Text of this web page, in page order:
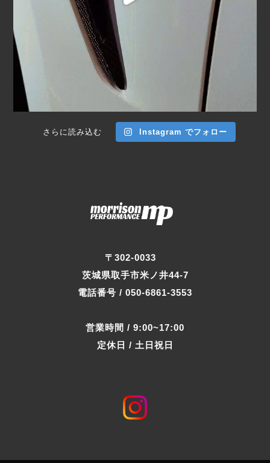
〒302-0033
茨城県取手市米ノ井44-7
電話番号 / 050-6861-3553
営業時間 / 9:00~17:00
定休日 / 土日祝日
さらに読み込む Instagram でフォロー